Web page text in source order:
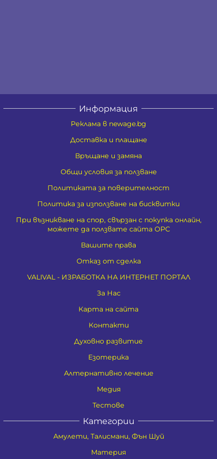
Информация
Реклама в newage.bg
Доставка и плащане
Връщане и замяна
Общи условия за ползване
Политиката за поверителност
Политика за използване на бисквитки
При възникване на спор, свързан с покупка онлайн,
можете да ползвате сайта ОРС
Вашите права
Отказ от сделка
VALIVAL - ИЗРАБОТКА НА ИНТЕРНЕТ ПОРТАЛ
За Нас
Карта на сайта
Контакти
Духовно развитие
Езотерика
Алтернативно лечение
Медия
Тестове
Категории
Амулети, Талисмани, Фън Шуй
Материя